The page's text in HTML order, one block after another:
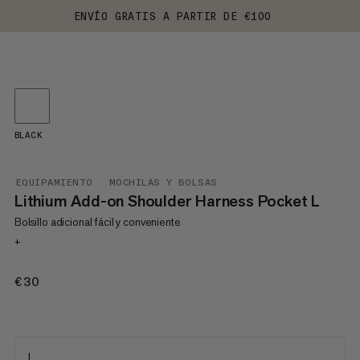
ENVÍO GRATIS A PARTIR DE €100
EQUIPAMIENTO MOCHILAS Y BOLSAS
Lithium Add-on Shoulder Harness Pocket L
Bolsillo adicional fácil y conveniente
+
€30
BLACK